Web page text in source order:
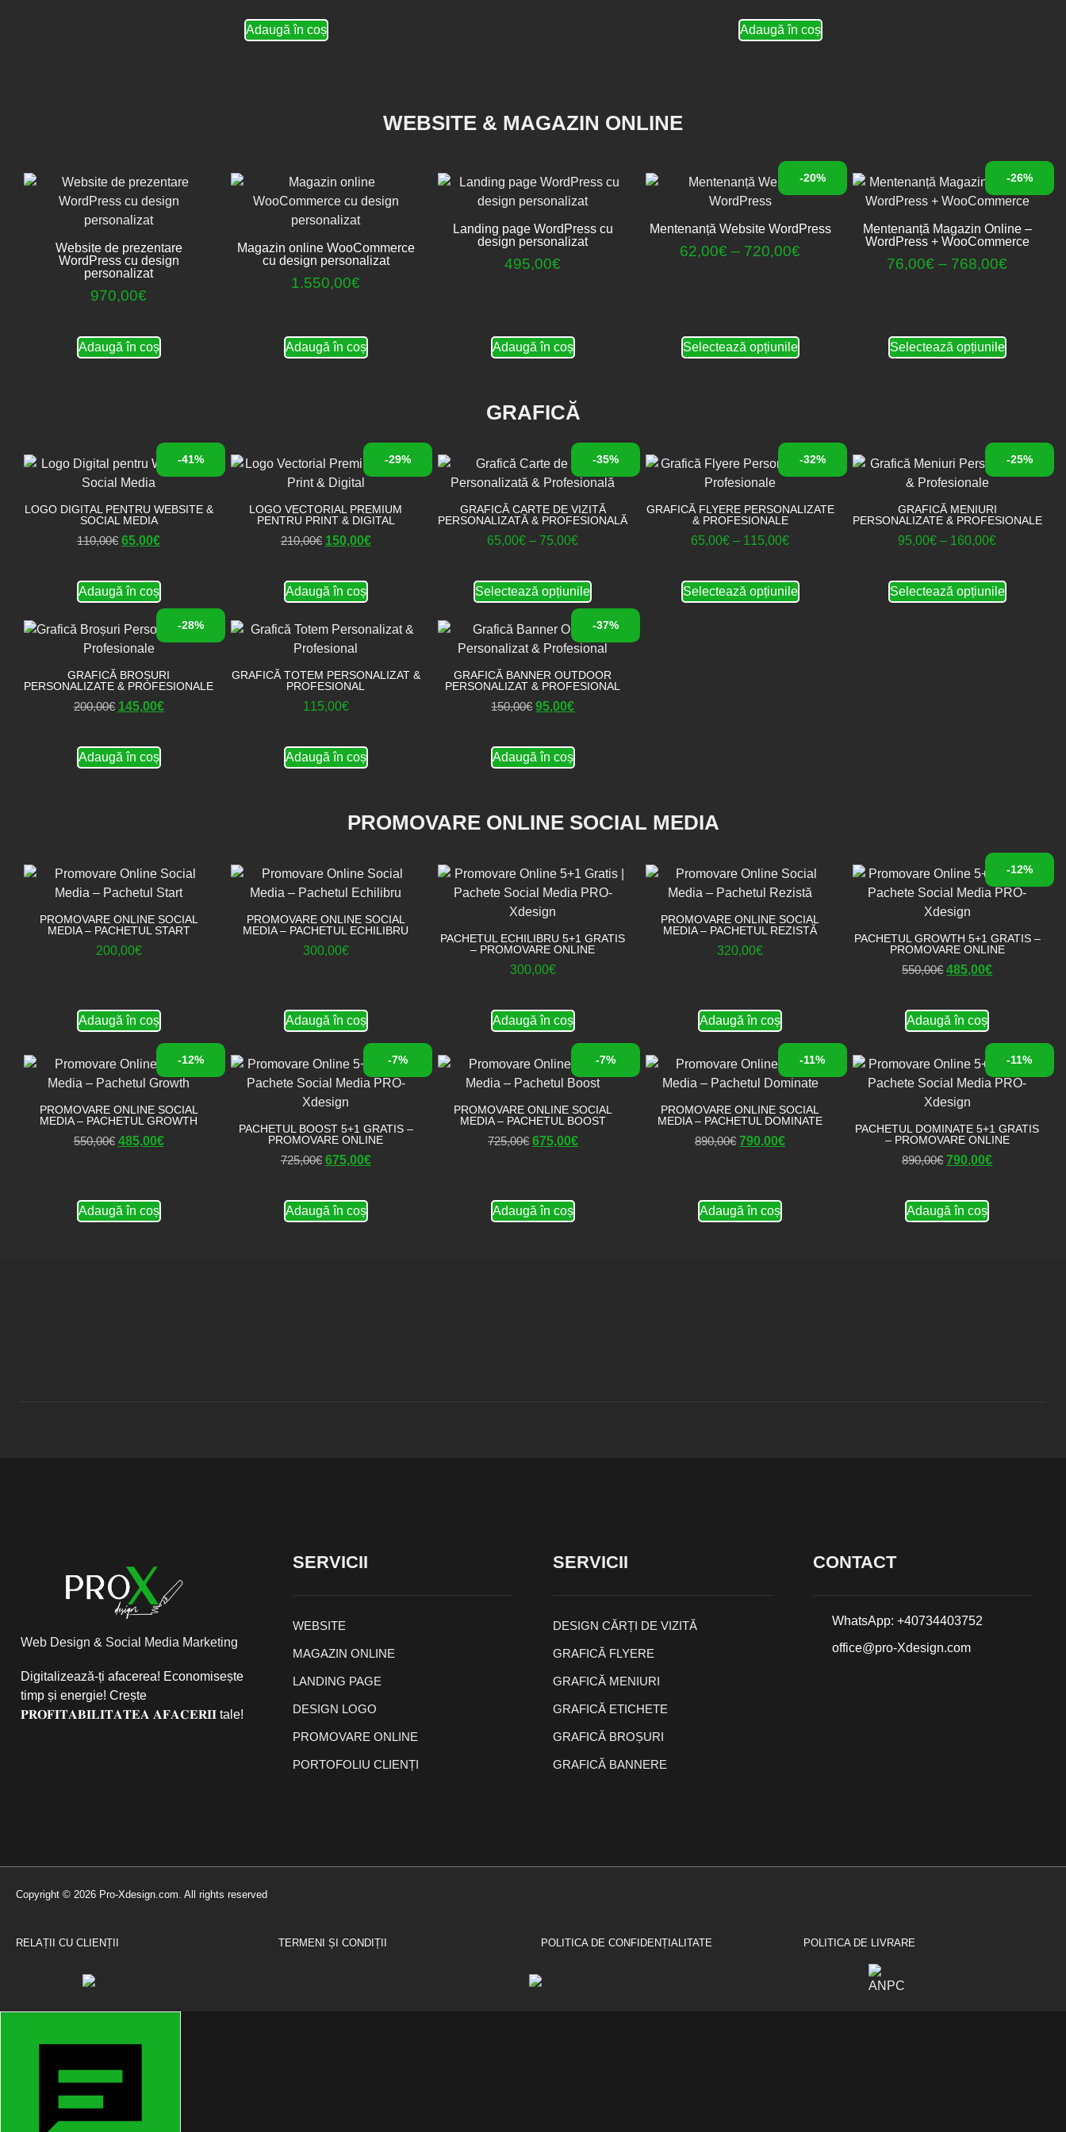
Adaugă în coș Adaugă în coș
WEBSITE & MAGAZIN ONLINE
Website de prezentare
WordPress cu design
personalizat
970,00€
Adaugă în coș
Magazin online WooCommerce
cu design personalizat
1.550,00€
Adaugă în coș
Landing page WordPress cu
design personalizat
495,00€
Adaugă în coș
-20%
Mentenanță Website WordPress
62,00€ – 720,00€
Selectează opțiunile
-26%
Mentenanță Magazin Online –
WordPress + WooCommerce
76,00€ – 768,00€
Selectează opțiunile
GRAFICĂ
-41%
LOGO DIGITAL PENTRU WEBSITE &
SOCIAL MEDIA
110,00€ 65,00€
Adaugă în coș
-29%
LOGO VECTORIAL PREMIUM
PENTRU PRINT & DIGITAL
210,00€ 150,00€
Adaugă în coș
-35%
GRAFICĂ CARTE DE VIZITĂ
PERSONALIZATĂ & PROFESIONALĂ
65,00€ – 75,00€
Selectează opțiunile
-32%
GRAFICĂ FLYERE PERSONALIZATE
& PROFESIONALE
65,00€ – 115,00€
Selectează opțiunile
-25%
GRAFICĂ MENIURI
PERSONALIZATE & PROFESIONALE
95,00€ – 160,00€
Selectează opțiunile
-28%
GRAFICĂ BROȘURI
PERSONALIZATE & PROFESIONALE
200,00€ 145,00€
Adaugă în coș
GRAFICĂ TOTEM PERSONALIZAT &
PROFESIONAL
115,00€
Adaugă în coș
-37%
GRAFICĂ BANNER OUTDOOR
PERSONALIZAT & PROFESIONAL
150,00€ 95,00€
Adaugă în coș
PROMOVARE ONLINE SOCIAL MEDIA
PROMOVARE ONLINE SOCIAL
MEDIA – PACHETUL START
200,00€
Adaugă în coș
PROMOVARE ONLINE SOCIAL
MEDIA – PACHETUL ECHILIBRU
300,00€
Adaugă în coș
PACHETUL ECHILIBRU 5+1 GRATIS
– PROMOVARE ONLINE
300,00€
Adaugă în coș
PROMOVARE ONLINE SOCIAL
MEDIA – PACHETUL REZISTĂ
320,00€
Adaugă în coș
-12%
PACHETUL GROWTH 5+1 GRATIS –
PROMOVARE ONLINE
550,00€ 485,00€
Adaugă în coș
-12%
PROMOVARE ONLINE SOCIAL
MEDIA – PACHETUL GROWTH
550,00€ 485,00€
Adaugă în coș
-7%
PACHETUL BOOST 5+1 GRATIS –
PROMOVARE ONLINE
725,00€ 675,00€
Adaugă în coș
-7%
PROMOVARE ONLINE SOCIAL
MEDIA – PACHETUL BOOST
725,00€ 675,00€
Adaugă în coș
-11%
PROMOVARE ONLINE SOCIAL
MEDIA – PACHETUL DOMINATE
890,00€ 790,00€
Adaugă în coș
-11%
PACHETUL DOMINATE 5+1 GRATIS
– PROMOVARE ONLINE
890,00€ 790,00€
Adaugă în coș
Web Design & Social Media Marketing
Digitalizează-ți afacerea! Economisește
timp și energie! Crește
𝐏𝐑𝐎𝐅𝐈𝐓𝐀𝐁𝐈𝐋𝐈𝐓𝐀𝐓𝐄𝐀 𝐀𝐅𝐀𝐂𝐄𝐑𝐈𝐈 tale!
SERVICII
WEBSITE
MAGAZIN ONLINE
LANDING PAGE
DESIGN LOGO
PROMOVARE ONLINE
PORTOFOLIU CLIENȚI
SERVICII
DESIGN CĂRȚI DE VIZITĂ
GRAFICĂ FLYERE
GRAFICĂ MENIURI
GRAFICĂ ETICHETE
GRAFICĂ BROȘURI
GRAFICĂ BANNERE
CONTACT
WhatsApp: +40734403752
office@pro-Xdesign.com
Copyright © 2026 Pro-Xdesign.com. All rights reserved
RELAȚII CU CLIENȚII TERMENI ȘI CONDIȚII POLITICA DE CONFIDENȚIALITATE POLITICA DE LIVRARE